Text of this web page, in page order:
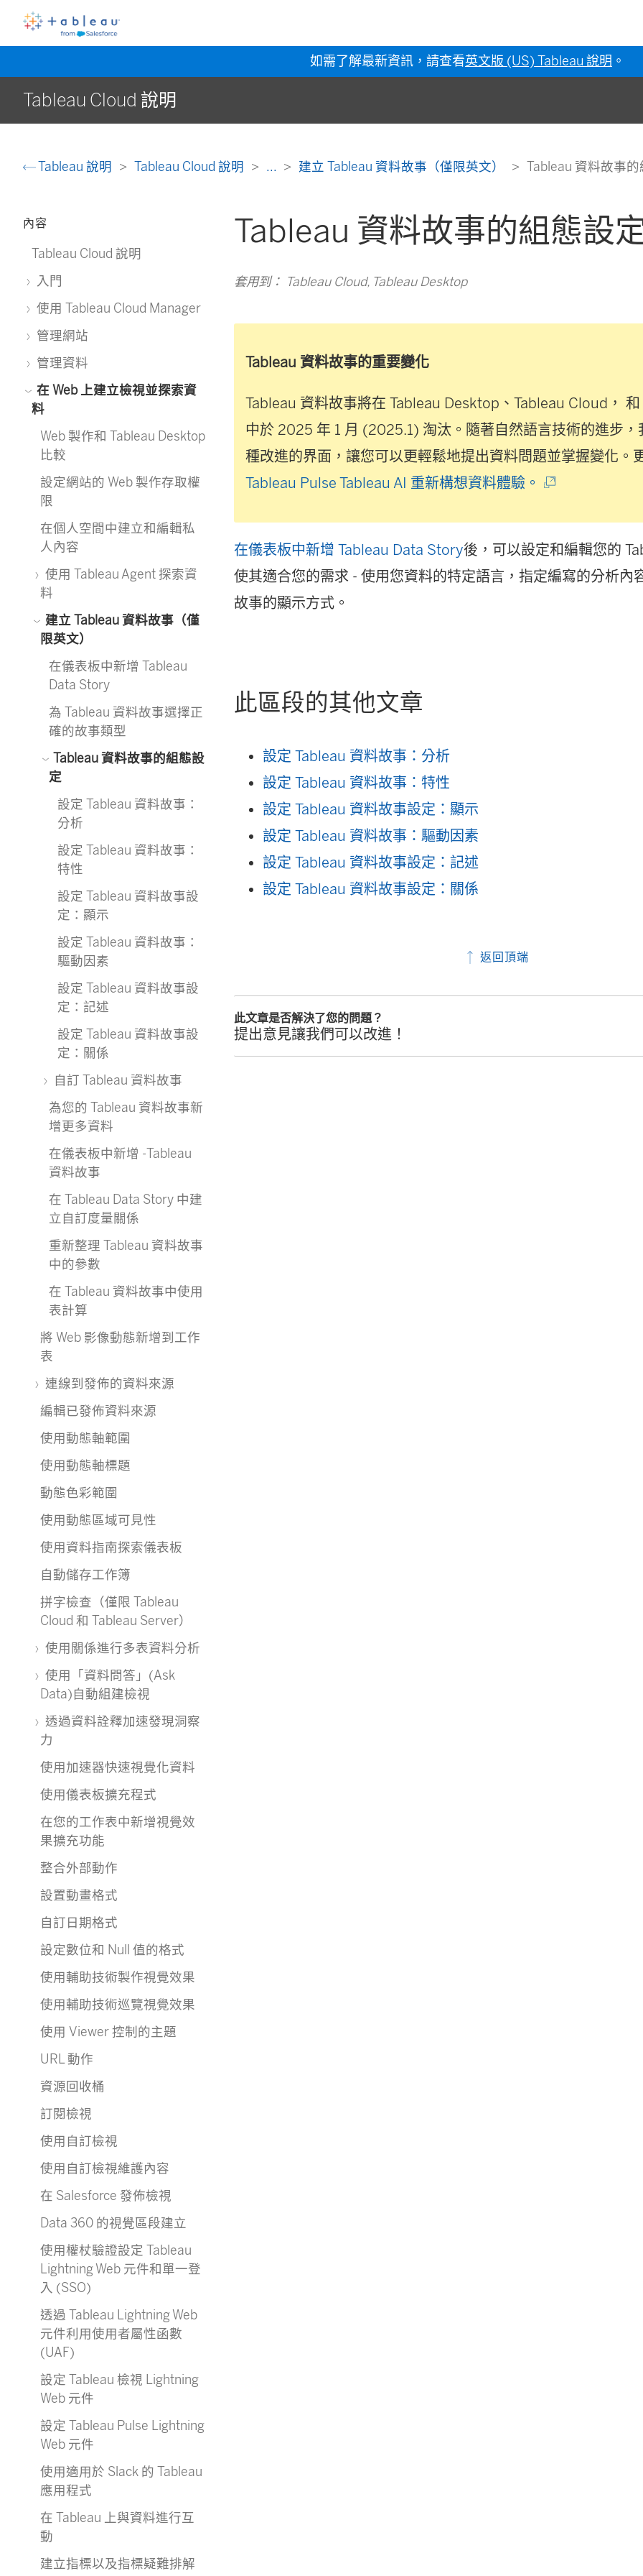
如需了解最新資訊，請查看英文版 (US) Tableau 說明 。
Tableau Cloud 說明
Tableau 說明 Tableau Cloud 說明 ... 建立 Tableau 資料故事（僅限英文） Tableau 資料故事
內容
Tableau Cloud 說明
入門
使用 Tableau Cloud Manager
管理網站
管理資料
在 Web 上建立檢視並探索資
料
Web 製作和 Tableau Desktop
比較
設定網站的 Web 製作存取權
限
在個人空間中建立和編輯私
人內容
使用 Tableau Agent 探索資
料
建立 Tableau 資料故事（僅
限英文）
在儀表板中新增 Tableau
Data Story
為 Tableau 資料故事選擇正
確的故事類型
Tableau 資料故事的組態設
定
設定 Tableau 資料故事：
分析
設定 Tableau 資料故事：
特性
設定 Tableau 資料故事設
定：顯示
設定 Tableau 資料故事：
驅動因素
設定 Tableau 資料故事設
定：記述
設定 Tableau 資料故事設
定：關係
自訂 Tableau 資料故事
為您的 Tableau 資料故事新
增更多資料
在儀表板中新增 -Tableau
資料故事
在 Tableau Data Story 中建
立自訂度量關係
重新整理 Tableau 資料故事
中的參數
在 Tableau 資料故事中使用
表計算
將 Web 影像動態新增到工作
表
連線到發佈的資料來源
編輯已發佈資料來源
使用動態軸範圍
使用動態軸標題
動態色彩範圍
使用動態區域可見性
使用資料指南探索儀表板
自動儲存工作簿
拼字檢查（僅限 Tableau
Cloud 和 Tableau Server）
使用關係進行多表資料分析
使用「資料問答」(Ask
Data)自動組建檢視
透過資料詮釋加速發現洞察
力
使用加速器快速視覺化資料
使用儀表板擴充程式
在您的工作表中新增視覺效
果擴充功能
整合外部動作
設置動畫格式
自訂日期格式
設定數位和 Null 值的格式
使用輔助技術製作視覺效果
使用輔助技術巡覽視覺效果
使用 Viewer 控制的主題
URL 動作
資源回收桶
訂閱檢視
使用自訂檢視
使用自訂檢視維護內容
在 Salesforce 發佈檢視
Data 360 的視覺區段建立
使用權杖驗證設定 Tableau
Lightning Web 元件和單一登
入 (SSO)
透過 Tableau Lightning Web
元件利用使用者屬性函數
(UAF)
設定 Tableau 檢視 Lightning
Web 元件
設定 Tableau Pulse Lightning
Web 元件
使用適用於 Slack 的 Tableau
應用程式
在 Tableau 上與資料進行互
動
建立指標以及指標疑難排解
Tableau 資料故事的組態設
套用到： Tableau Cloud, Tableau Desktop
Tableau 資料故事的重要變化
Tableau 資料故事將在Tableau Desktop 、Tableau Cloud ，
中於 2025 年 1 月 (2025.1) 淘汰。隨著自然語言技術的進步
種改進的界面，讓您可以更輕鬆地提出資料問題並掌握變化。
Tableau Pulse Tableau AI 重新構想資料體驗。 (
在
新
在儀表板中新增 Tableau Data Story後，可以設定和編輯您的
使其適合您的需求 - 使用您資料的特定語言，指定編寫的分析內
故事的顯示方式。
此區段的其他文章
設定 Tableau 資料故事：分析
設定 Tableau 資料故事：特性
設定 Tableau 資料故事設定：顯示
設定 Tableau 資料故事：驅動因素
設定 Tableau 資料故事設定：記述
設定 Tableau 資料故事設定：關係
返回頂端
此文章是否解決了您的問題？
提出意見讓我們可以改進！